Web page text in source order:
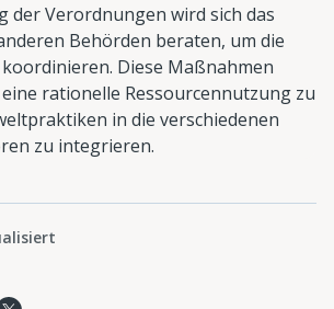
der Verordnungen wird sich das
Behörden beraten, um die
Diese Maßnahmen
rationelle Ressourcennutzung zu
in die verschiedenen
zu integrieren.